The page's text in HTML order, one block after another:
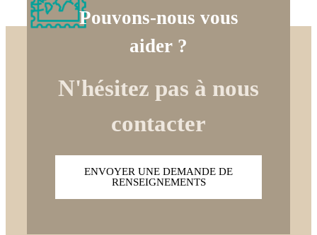
Pouvons-nous vous
aider ?
N'hésitez pas à nous
contacter
ENVOYER UNE DEMANDE DE
RENSEIGNEMENTS